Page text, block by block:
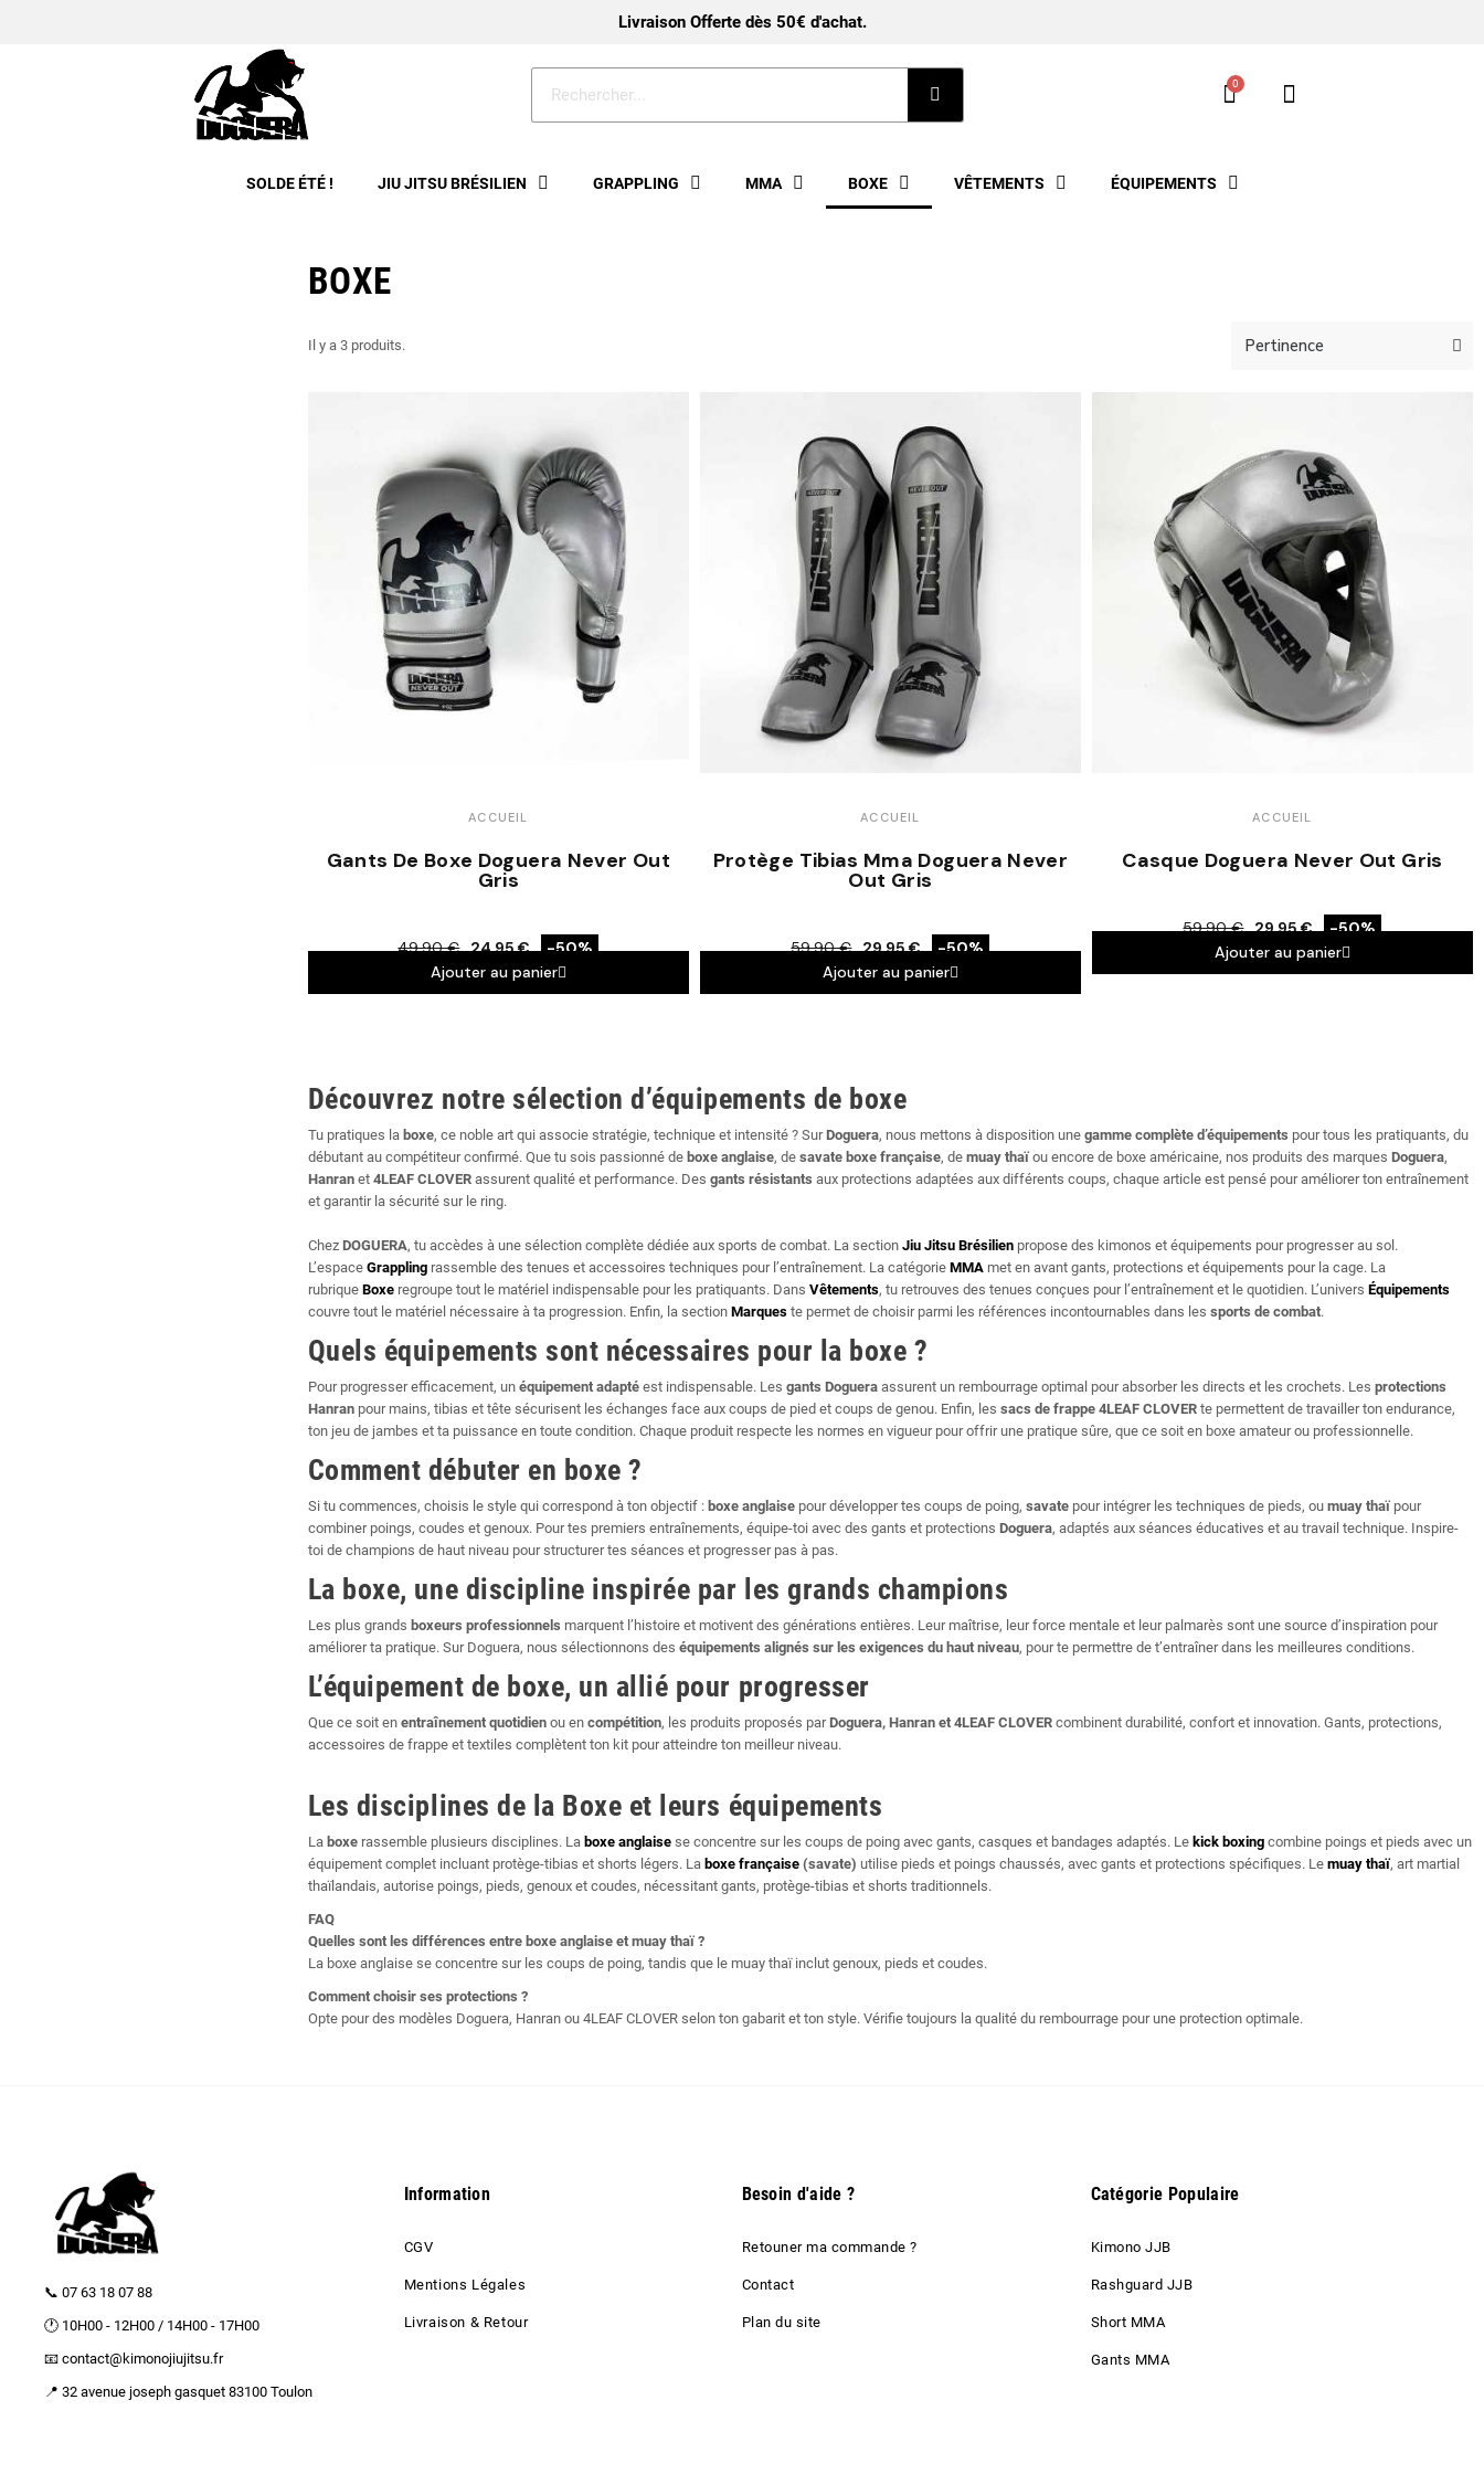
Livraison Offerte dès 50€ d'achat.
SOLDE ÉTÉ ! JIU JITSU BRÉSILIEN GRAPPLING MMA BOXE VÊTEMENTS ÉQUIPEMENTS
BOXE
Il y a 3 produits.
ACCUEIL
Gants De Boxe Doguera Never Out
Gris
49,90 € 24,95 €
-50%
Ajouter au panier
ACCUEIL
Protège Tibias Mma Doguera Never
Out Gris
59,90 € 29,95 €
-50%
Ajouter au panier
ACCUEIL
Casque Doguera Never Out Gris
59,90 € 29,95 €
-50%
Ajouter au panier
Découvrez notre sélection d’équipements de boxe
Tu pratiques la boxe, ce noble art qui associe stratégie, technique et intensité ? SurDoguera, nous mettons à disposition une gamme complète d’équipements pour tous les pratiquants, du
débutant au compétiteur confirmé. Que tu sois passionné de boxe anglaise, de savate boxe française, de muay thaïou encore de boxe américaine, nos produits des marques Doguera,
Hanranet 4LEAF CLOVERassurent qualité et performance. Des gants résistants aux protections adaptées aux différents coups, chaque article est pensé pour améliorer ton entraînement
et garantir la sécurité sur le ring.
Chez DOGUERA, tu accèdes à une sélection complète dédiée aux sports de combat. La section Jiu Jitsu Brésilienpropose des kimonos et équipements pour progresser au sol.
L’espace Grapplingrassemble des tenues et accessoires techniques pour l’entraînement. La catégorie MMAmet en avant gants, protections et équipements pour la cage. La
rubrique Boxeregroupe tout le matériel indispensable pour les pratiquants. Dans Vêtements, tu retrouves des tenues conçues pour l’entraînement et le quotidien. L’univers Équipements
couvre tout le matériel nécessaire à ta progression. Enfin, la section Marqueste permet de choisir parmi les références incontournables dans les sports de combat.​
Quels équipements sont nécessaires pour la boxe ?
Pour progresser efficacement, un équipement adaptéest indispensable. Les gants Dogueraassurent un rembourrage optimal pour absorber les directs et les crochets. Les protections
Hanranpour mains, tibias et tête sécurisent les échanges face aux coups de pied et coups de genou. Enfin, les sacs de frappe 4LEAF CLOVERte permettent de travailler ton endurance,
ton jeu de jambes et ta puissance en toute condition. Chaque produit respecte les normes en vigueur pour offrir une pratique sûre, que ce soit en boxe amateur ou professionnelle.
Comment débuter en boxe ?
Si tu commences, choisis le style qui correspond à ton objectif : boxe anglaisepour développer tes coups de poing, savatepour intégrer les techniques de pieds, ou muay thaïpour
combiner poings, coudes et genoux. Pour tes premiers entraînements, équipe-toi avec des gants et protections Doguera, adaptés aux séances éducatives et au travail technique. Inspire-
toi de champions de haut niveau pour structurer tes séances et progresser pas à pas.
La boxe, une discipline inspirée par les grands champions
Les plus grands boxeurs professionnels marquent l’histoire et motivent des générations entières. Leur maîtrise, leur force mentale et leur palmarès sont une source d’inspiration pour
améliorer ta pratique. Sur Doguera, nous sélectionnons des équipements alignés sur les exigences du haut niveau, pour te permettre de t’entraîner dans les meilleures conditions.
L’équipement de boxe, un allié pour progresser
Que ce soit en entraînement quotidienou en compétition, les produits proposés parDoguera, Hanran et 4LEAF CLOVERcombinent durabilité, confort et innovation. Gants, protections,
accessoires de frappe et textiles complètent ton kit pour atteindre ton meilleur niveau.
Les disciplines de la Boxe et leurs équipements
La boxerassemble plusieurs disciplines. La boxe anglaisese concentre sur les coups de poing avec gants, casques et bandages adaptés. Le kick boxingcombine poings et pieds avec un
équipement complet incluant protège-tibias et shorts légers. La boxe française(savate) utilise pieds et poings chaussés, avec gants et protections spécifiques. Le muay thaï, art martial
thaïlandais, autorise poings, pieds, genoux et coudes, nécessitant gants, protège-tibias et shorts traditionnels.
FAQ
Quelles sont les différences entre boxe anglaise et muay thaï ?
La boxe anglaise se concentre sur les coups de poing, tandis que le muay thaï inclut genoux, pieds et coudes.
Comment choisir ses protections ?
Opte pour des modèles Doguera, Hanran ou 4LEAF CLOVER selon ton gabarit et ton style. Vérifie toujours la qualité du rembourrage pour une protection optimale.
📞 07 63 18 07 88
🕐 10H00 - 12H00 / 14H00 - 17H00
📧 contact@kimonojiujitsu.fr
📍 32 avenue joseph gasquet 83100 Toulon
Information
CGV
Mentions Légales
Livraison & Retour
Besoin d'aide ?
Retouner ma commande ?
Contact
Plan du site
Catégorie Populaire
Kimono JJB
Rashguard JJB
Short MMA
Gants MMA